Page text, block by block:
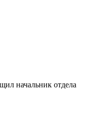
начальник отдела